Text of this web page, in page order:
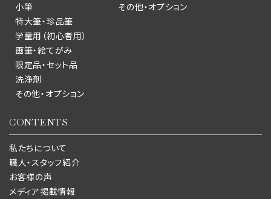
小筆
特大筆・珍品筆
学童用（初心者用）
画筆・絵てがみ
限定品・セット品
洗浄剤
その他・オプション
その他・オプション
CONTENTS
私たちについて
職人・スタッフ紹介
お客様の声
メディア掲載情報